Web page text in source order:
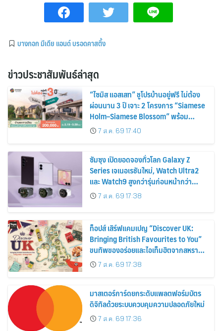
บางกอก มีเดีย แอนด์ บรอดคาสติ้ง
ข่าวประชาสัมพันธ์ล่าสุด
“ไซมิส แอสเสท” ชูโปรบ้านอยู่ฟรี ไม่ต้อง
ผ่อนนาน 3 ปี เจาะ 2 โครงการ “Siamese
Holm–Siamese Blossom” พร้อม
ส่วนลดและสิทธิพิเศษถึง 31 สิงหาคม
2569
7 ส.ค. 69 17:40
ซัมซุง เปิดยอดจองทั่วโลก Galaxy Z
Series เจเนอเรชันใหม่, Watch Ultra2
และ Watch9 สูงกว่ารุ่นก่อนหน้ากว่า
30%7 ส.ค. 69 17:38
ท็อปส์ เสิร์ฟแคมเปญ “Discover UK:
Bringing British Favourites to You”
ขนทัพของอร่อยและไอเท็มฮิตจากสหราช
อาณาจักร ส่งตรงถึงมือตั้งแต่วันนี้ – 18
สิงหาคมนี้
7 ส.ค. 69 17:38
มาสเตอร์การ์ดยกระดับแพลตฟอร์มบัตร
ดิจิทัลด้วยระบบควบคุมความปลอดภัยใหม่
7 ส.ค. 69 17:36